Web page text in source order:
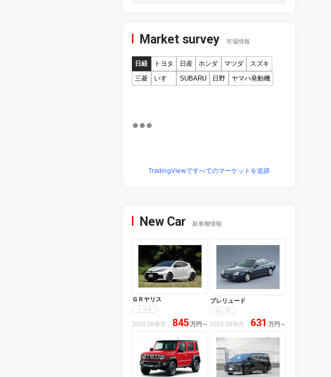
Market survey 市場情報
日経 トヨタ 日産 ホンダ マツダ
スズキ
三菱
いすゞ SUBARU 日野 ヤマハ発動機
TradingViewですべてのマーケットを追跡
New Car 新車種情報
ＧＲヤリス
トヨタ
2026.08発売 845 万円 ～
プレリュード
ホンダ
2026.08発売 631 万円 ～